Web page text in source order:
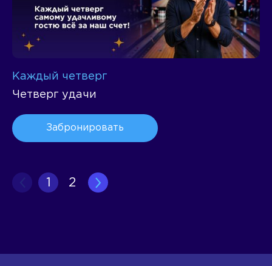
Каждый четверг
Четверг удачи
Забронировать
1 2